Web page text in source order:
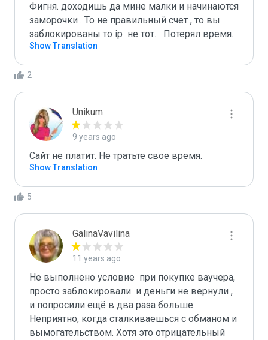
Фигня. доходишь да мине малки и начинаются
заморочки . То не правильный счет , то вы
заблокированы то ip  не тот.   Потерял время.
Show Translation
2
Unikum
9 years ago
Сайт не платит. Не тратьте свое время.
Show Translation
5
GalinaVavilina
11 years ago
Не выполнено условие  при покупке ваучера,
просто заблокировали  и деньги не вернули ,
и попросили ещё в два раза больше.
Неприятно, когда сталкиваешься с обманом и
вымогательством. Хотя это отрицательный